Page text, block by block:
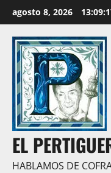
al
contenido
agosto 8, 2026
EL
HABLAMOS DE